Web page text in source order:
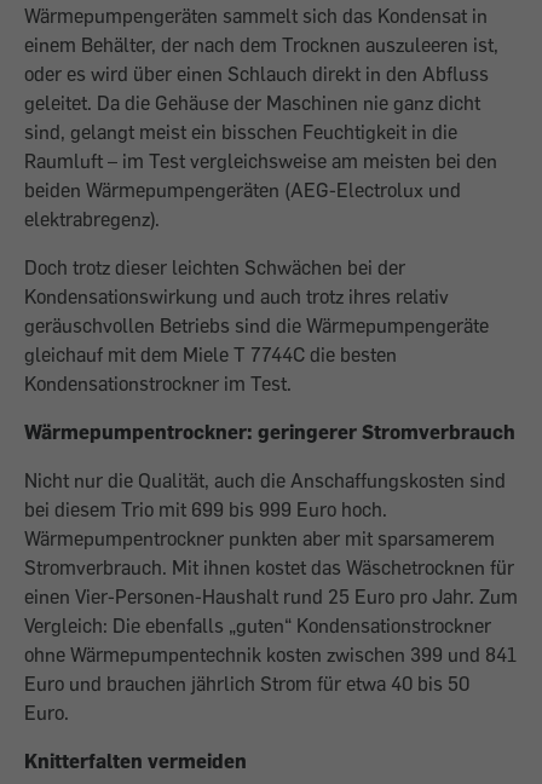
Wärmepumpengeräten sammelt sich das Kondensat in
einem Behälter, der nach dem Trocknen auszuleeren ist,
oder es wird über einen Schlauch direkt in den Abfluss
geleitet. Da die Gehäuse der Maschinen nie ganz dicht
sind, gelangt meist ein bisschen Feuchtigkeit in die
Raumluft – im Test vergleichsweise am meisten bei den
beiden Wärmepumpengeräten (AEG-Electrolux und
elektrabregenz).
Doch trotz dieser leichten Schwächen bei der
Kondensationswirkung und auch trotz ihres relativ
geräuschvollen Betriebs sind die Wärmepumpengeräte
gleichauf mit dem Miele T 7744C die besten
Kondensationstrockner im Test.
Wärmepumpentrockner: geringerer Stromverbrauch
Nicht nur die Qualität, auch die Anschaffungskosten sind
bei diesem Trio mit 699 bis 999 Euro hoch.
Wärmepumpentrockner punkten aber mit sparsamerem
Stromverbrauch. Mit ihnen kostet das Wäschetrocknen für
einen Vier-Personen-Haushalt rund 25 Euro pro Jahr. Zum
Vergleich: Die ebenfalls „guten“ Kondensationstrockner
ohne Wärmepumpentechnik kosten zwischen 399 und 841
Euro und brauchen jährlich Strom für etwa 40 bis 50
Euro.
Knitterfalten vermeiden